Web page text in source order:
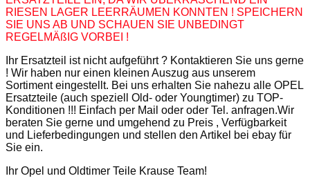
RIESEN LAGER LEERRÄUMEN KONNTEN ! SPEICHERN
SIE UNS AB UND SCHAUEN SIE UNBEDINGT
REGELMÄßIG VORBEI !
Ihr Ersatzteil ist nicht aufgeführt ? Kontaktieren Sie uns gerne
! Wir haben nur einen kleinen Auszug aus unserem
Sortiment eingestellt. Bei uns erhalten Sie nahezu alle OPEL
Ersatzteile (auch speziell Old- oder Youngtimer) zu TOP-
Konditionen !!! Einfach per Mail oder oder Tel. anfragen.Wir
beraten Sie gerne und umgehend zu Preis , Verfügbarkeit
und Lieferbedingungen und stellen den Artikel bei ebay für
Sie ein.
Ihr Opel und Oldtimer Teile Krause Team!